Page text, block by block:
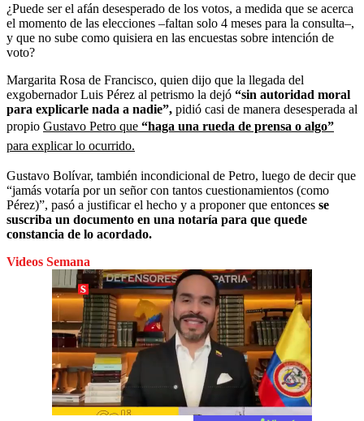
¿Puede ser el afán desesperado de los votos, a medida que se acerca
el momento de las elecciones –faltan solo 4 meses para la consulta–,
y que no sube como quisiera en las encuestas sobre intención de
voto?
Margarita Rosa de Francisco, quien dijo que la llegada del
exgobernador Luis Pérez al petrismo la dejó “sin autoridad moral
para explicarle nada a nadie”, pidió casi de manera desesperada al
propio Gustavo Petro que “haga una rueda de prensa o algo”
para explicar lo ocurrido.
Gustavo Bolívar, también incondicional de Petro, luego de decir que
“jamás votaría por un señor con tantos cuestionamientos (como
Pérez)”, pasó a justificar el hecho y a proponer que entonces se
suscriba un documento en una notaría para que quede
constancia de lo acordado.
Videos Semana